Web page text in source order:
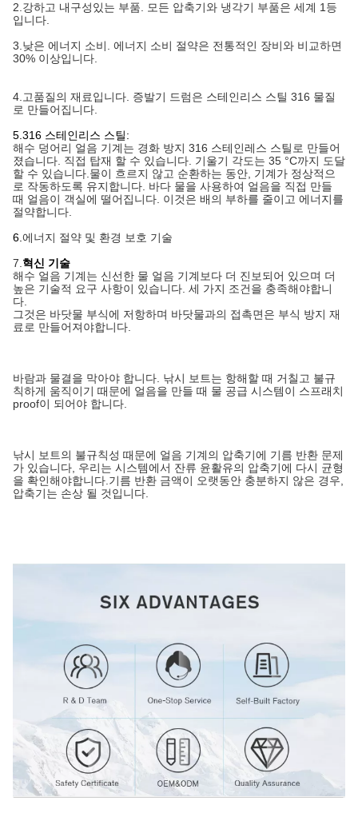
2.강하고 내구성있는 부품. 모든 압축기와 냉각기 부품은 세계 1등
입니다.
3.낮은 에너지 소비. 에너지 소비 절약은 전통적인 장비와 비교하면
30% 이상입니다.
4.고품질의 재료입니다. 증발기 드럼은 스테인리스 스틸 316 물질
로 만들어집니다.
5.316 스테인리스 스틸:
해수 덩어리 얼음 기계는 경화 방지 316 스테인레스 스틸로 만들어
졌습니다. 직접 탑재 할 수 있습니다. 기울기 각도는 35 °C까지 도달
할 수 있습니다.물이 흐르지 않고 순환하는 동안, 기계가 정상적으
로 작동하도록 유지합니다. 바다 물을 사용하여 얼음을 직접 만들
때 얼음이 객실에 떨어집니다. 이것은 배의 부하를 줄이고 에너지를
절약합니다.
6.에너지 절약 및 환경 보호 기술
7.혁신 기술
해수 얼음 기계는 신선한 물 얼음 기계보다 더 진보되어 있으며 더
높은 기술적 요구 사항이 있습니다. 세 가지 조건을 충족해야합니
다.
그것은 바닷물 부식에 저항하며 바닷물과의 접촉면은 부식 방지 재
료로 만들어져야합니다.
바람과 물결을 막아야 합니다. 낚시 보트는 항해할 때 거칠고 불규
칙하게 움직이기 때문에 얼음을 만들 때 물 공급 시스템이 스프래치
proof이 되어야 합니다.
낚시 보트의 불규칙성 때문에 얼음 기계의 압축기에 기름 반환 문제
가 있습니다, 우리는 시스템에서 잔류 윤활유의 압축기에 다시 균형
을 확인해야합니다.기름 반환 금액이 오랫동안 충분하지 않은 경우,
압축기는 손상 될 것입니다.